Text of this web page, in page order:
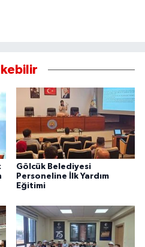
Gölcük Belediyesi
Personeline İlk Yardım
Eğitimi